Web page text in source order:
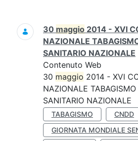
Ricerca
30 maggio 2014 - XVI
NAZIONALE
SANITARIO NAZIONALE
Contenuto Web
30 maggio 2014 - XVI
NAZIONALE
SANITARIO NAZIONALE
TABAGISMO
CNDD
GIORNATA MONDIALE